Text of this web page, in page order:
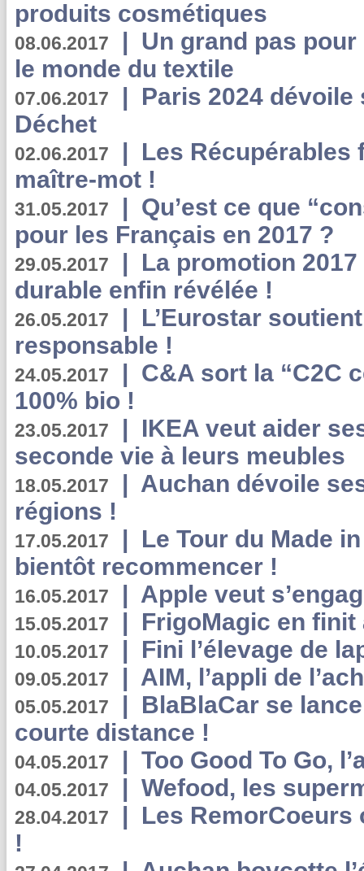
produits cosmétiques
08.06.2017 | Un grand pas
le monde du textile
07.06.2017 | Paris 2024
Déchet
02.06.2017 | Les Récupérables
maître-mot !
31.05.2017 | Qu’est ce que
pour les Français en 2017 ?
29.05.2017 | La promotion
durable enfin révélée !
26.05.2017 | L’Eurostar
responsable !
24.05.2017 | C&A sort la “C2C
100% bio !
23.05.2017 | IKEA veut aider
seconde vie à leurs meubles
18.05.2017 | Auchan dévoile
régions !
17.05.2017 | Le Tour du Made
bientôt recommencer !
16.05.2017 | Apple veut
15.05.2017 | FrigoMagic en
10.05.2017 | Fini l’élevage de
09.05.2017 | AIM, l’appli de
05.05.2017 | BlaBlaCar se
courte distance !
04.05.2017 | Too Good To Go,
04.05.2017 | Wefood, les
28.04.2017 | Les RemorCoeurs
!